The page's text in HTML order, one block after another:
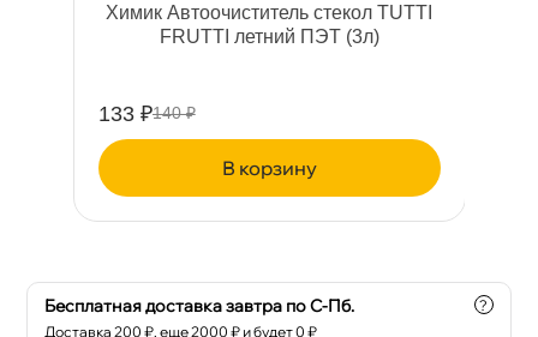
Химик Автоочиститель стекол TUTTI
FRUTTI летний ПЭТ (3л)
133 ₽140 ₽
корзину
Бесплатная доставка завтра по С-Пб.
Доставка200 ₽, еще2000 ₽ и будет 0 ₽
?